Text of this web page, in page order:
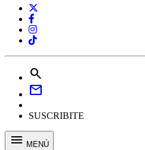
search
mail
SUSCRIBITE
menu MENÚ